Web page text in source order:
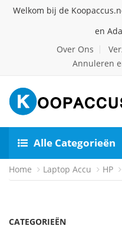
Welkom bij de
en
Over Ons
Annuleren
Alle Categorieën
Home Laptop Accu HP
CATEGORIEËN